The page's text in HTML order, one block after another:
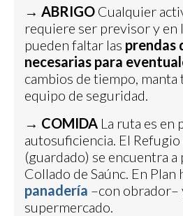
→ ABRIGO Cualquier
requiere ser previsor y en
pueden faltar las prendas
necesarias para
cambios de tiempo, manta
equipo de seguridad.
→ COMIDA La ruta es en
autosuficiencia. El
(guardado) se encuentra
Collado de Saúnc. En Plan
panadería –con obrador–
supermercado.